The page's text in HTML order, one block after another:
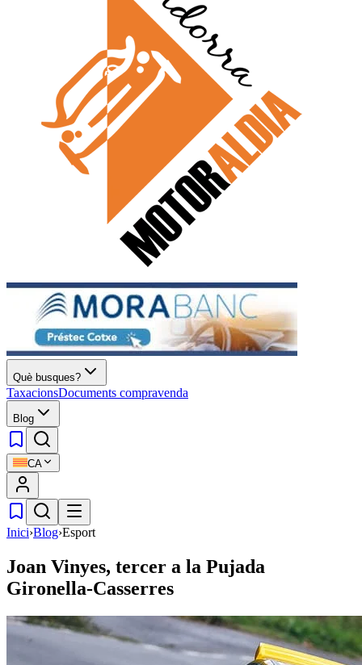
Què busques?
TaxacionsDocuments compravenda
Blog
CA
Inici›Blog›Esport
Joan Vinyes, tercer a la Pujada
Gironella-Casserres